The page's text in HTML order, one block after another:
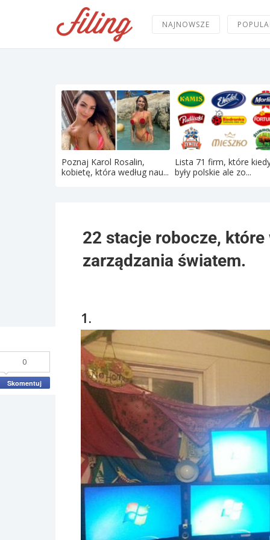
NAJNOWSZE
Poznaj Karol Rosalin,
kobietę, która według nau...
Lista 71 firm, które
były polskie ale zo...
22 stacje robocze,
zarządzania światem.
0
Skomentuj
1.